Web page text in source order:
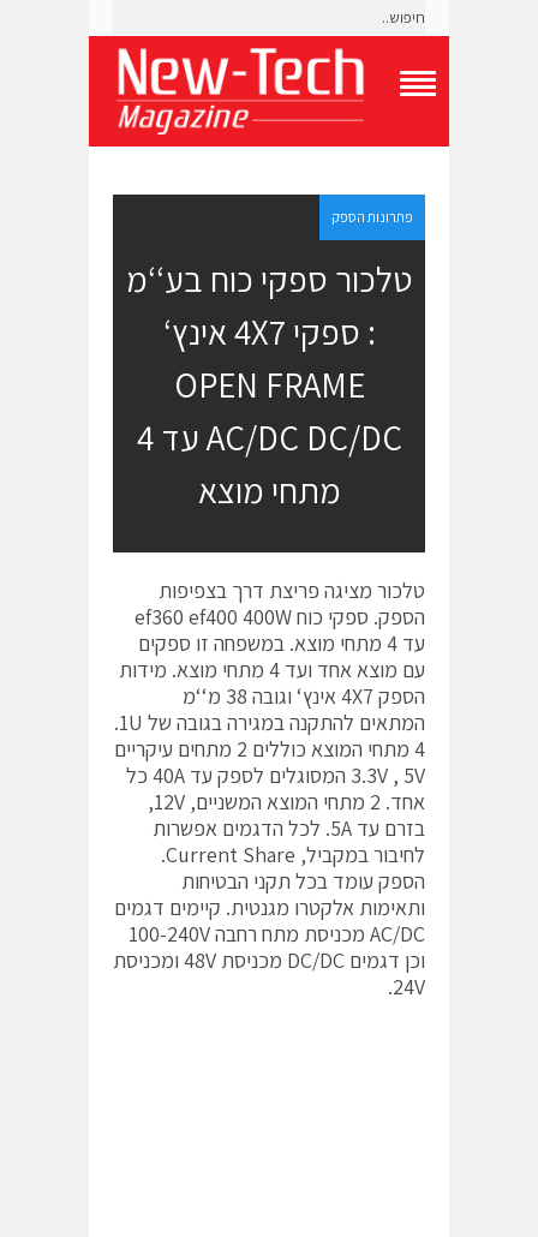
g
l
e
N
פתרונות הספק
טלכור ספקי כוח בע‘‘מ
: ספקי 4X7 אינץ‘
OPEN FRAME
AC/DC DC/DC עד 4
מתחי מוצא
טלכור מציגה פריצת דרך בצפיפות
הספק. ספקי כוח ef360 ef400 400W
עד 4 מתחי מוצא. במשפחה זו ספקים
עם מוצא אחד ועד 4 מתחי מוצא. מידות
הספק 4X7 אינץ‘ וגובה 38 מ‘‘מ
המתאים להתקנה במגירה בגובה של 1U.
4 מתחי המוצא כוללים 2 מתחים עיקריים
3.3V , 5V המסוגלים לספק עד 40A כל
אחד. 2 מתחי המוצא המשניים, 12V,
בזרם עד 5A. לכל הדגמים אפשרות
לחיבור במקביל, Current Share.
הספק עומד בכל תקני הבטיחות
ותאימות אלקטרו מגנטית. קיימים דגמים
AC/DC מכניסת מתח רחבה 100-240V
וכן דגמים DC/DC מכניסת 48V ומכניסת
24V.